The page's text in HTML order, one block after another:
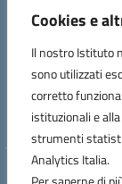
Cookies e
Il nostro Istituto
sono utilizzati
corretto
istituzionali e
strumenti
Analytics Italia.
Plesso Leone - Via
Tel.:0813177304 -
Codice Univoco
codice
Codice Fiscale: